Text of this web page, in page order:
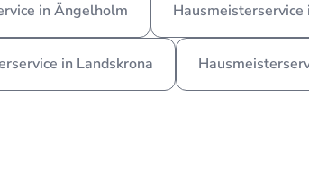
in Ängelholm Hausmeisterservice
in Landskrona